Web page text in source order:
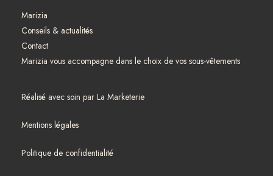
Marizia
Conseils & actualités
Contact
Marizia vous accompagne dans le choix de vos sous-vêtements
Réalisé avec soin par La Marketerie
Mentions légales
Politique de confidentialité